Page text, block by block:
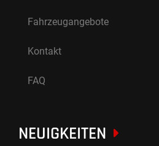
Fahrzeugangebote
Kontakt
FAQ
NEUIGKEITEN